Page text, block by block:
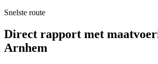
Snelste route
Direct rapport met
Arnhem